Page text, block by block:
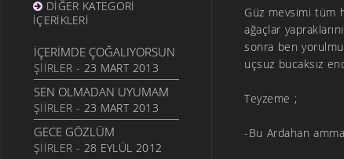
DIĞER KATEGORI
İÇERIKLERI
İÇERIMDE ÇOĞALIYORSUN
ŞIIRLER - 23 MART 2013
SEN OLMADAN UYUMAM
ŞIIRLER - 23 MART 2013
GECE GÖZLÜM
ŞIIRLER - 28 EYLÜL 2012
Güz mevsimi tüm
ağaçlar
sonra ben
uçsuz bucaksız
Teyzeme ;
-Bu Ardahan